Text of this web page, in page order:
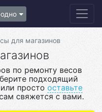
для магазинов
по ремонту весов
подходящий
просто оставьте
свяжется с вами.